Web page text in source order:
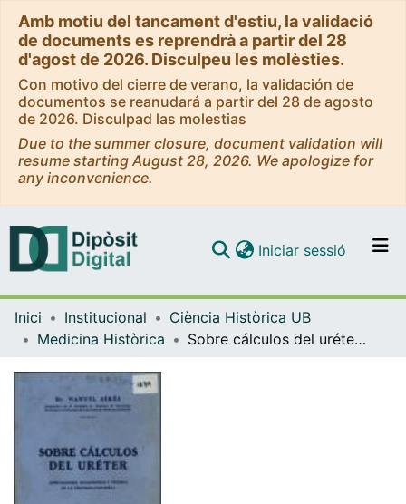
Amb motiu del tancament d'estiu, la validació
de documents es reprendrà a partir del 28
d'agost de 2026. Disculpeu les molèsties.
Con motivo del cierre de verano, la validación de
documentos se reanudará a partir del 28 de agosto
de 2026. Disculpad las molestias
Due to the summer closure, document validation will
resume starting August 28, 2026. We apologize for
any inconvenience.
Navega per tot el DD
Iniciar sessió (current)
Inici Institucional
Ciència Històrica UB
Medicina Històrica
Sobre cálculos del uréter : indicaciones, diagnóstico y técnica de la ureterolitotomía